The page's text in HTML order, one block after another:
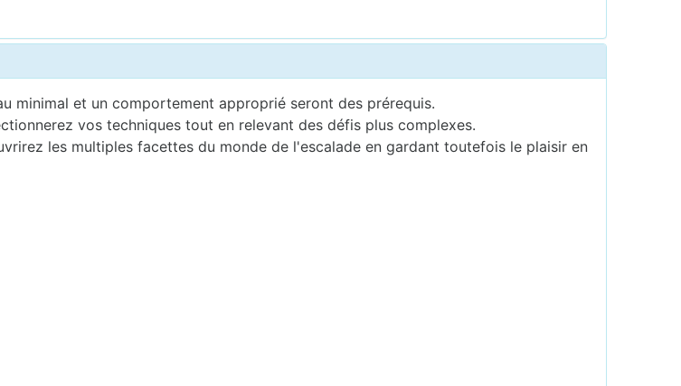
minimal et un comportement approprié seront des prérequis.
vos techniques tout en relevant des défis plus complexes.
les multiples facettes du monde de l'escalade en gardant toutefois le plaisir en